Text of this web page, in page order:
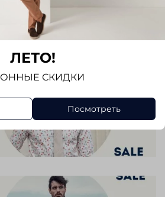
ЛЕТО!
СКИДКИ
Посмотреть